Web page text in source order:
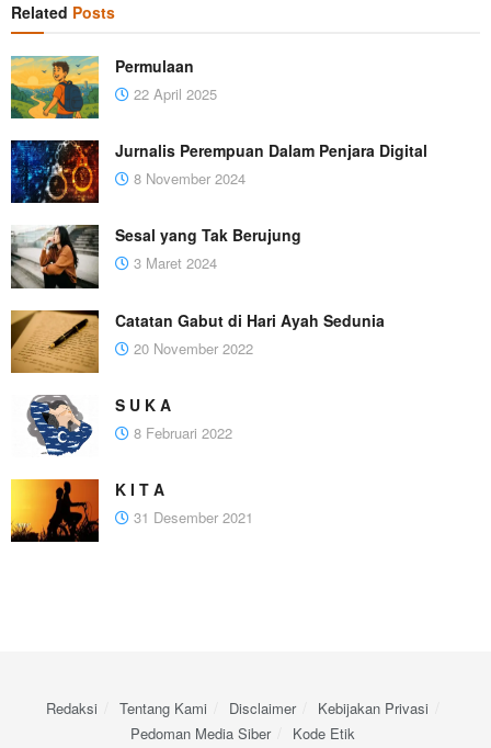
Related Posts
Permulaan
22 April 2025
Jurnalis Perempuan Dalam Penjara Digital
8 November 2024
Sesal yang Tak Berujung
3 Maret 2024
Catatan Gabut di Hari Ayah Sedunia
20 November 2022
S U K A
8 Februari 2022
K I T A
31 Desember 2021
Redaksi Tentang Kami Disclaimer
Kebijakan Privasi
Pedoman Media Siber
Kode Etik